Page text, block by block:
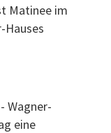
Matinee im
Hauses
Wagner-
eine